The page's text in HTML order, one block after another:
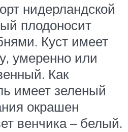
нидерландской
плодоносит
Куст имеет
умеренно или
Как
имеет зеленый
окрашен
венчика – белый.